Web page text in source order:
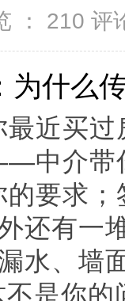
： 210 评
为什么
最近买
中介带
的要求
还有一
水、墙
不是你